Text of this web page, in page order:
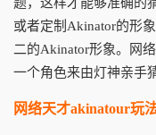
或者定制Akinator的形
二的Akinator形象。网
一个角色来由灯神亲手
网络天才akinatour玩